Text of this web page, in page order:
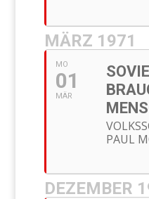
MÄRZ 1971
MO
01
MÄR
PAUL
DEZEMBER